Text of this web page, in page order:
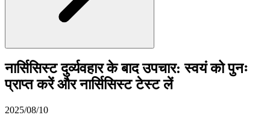
नार्सिसिस्ट दुर्व्यवहार के बाद उपचार: स्वयं को पुनः
प्राप्त करें और नार्सिसिस्ट टेस्ट लें
2025/08/10